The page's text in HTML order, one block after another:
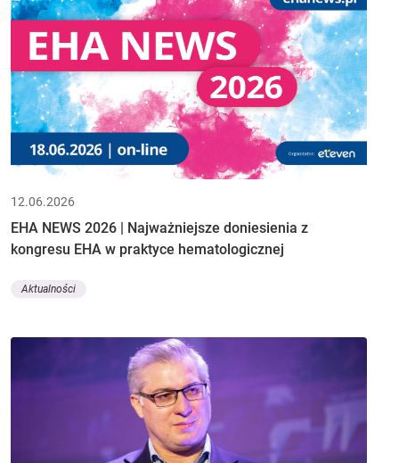
12.06.2026
EHA NEWS 2026 | Najważniejsze doniesienia z
kongresu EHA w praktyce hematologicznej
Aktualności